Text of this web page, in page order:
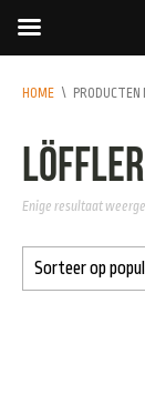
HOME \
Löffler
Enige resultaat